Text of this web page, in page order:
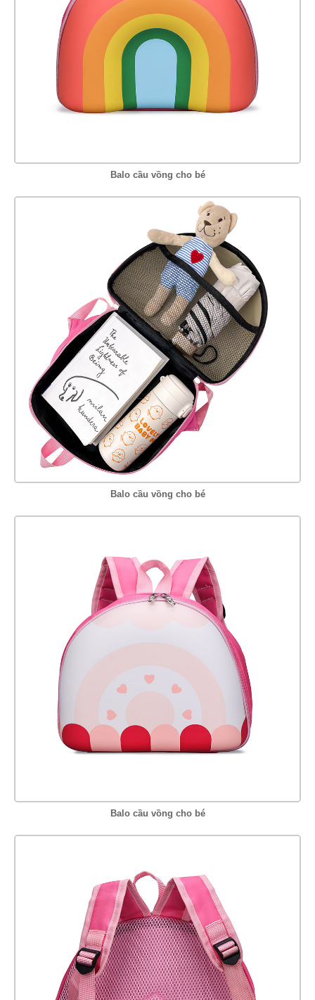
Balo cầu vồng cho bé
Balo cầu vồng cho bé
Balo cầu vồng cho bé